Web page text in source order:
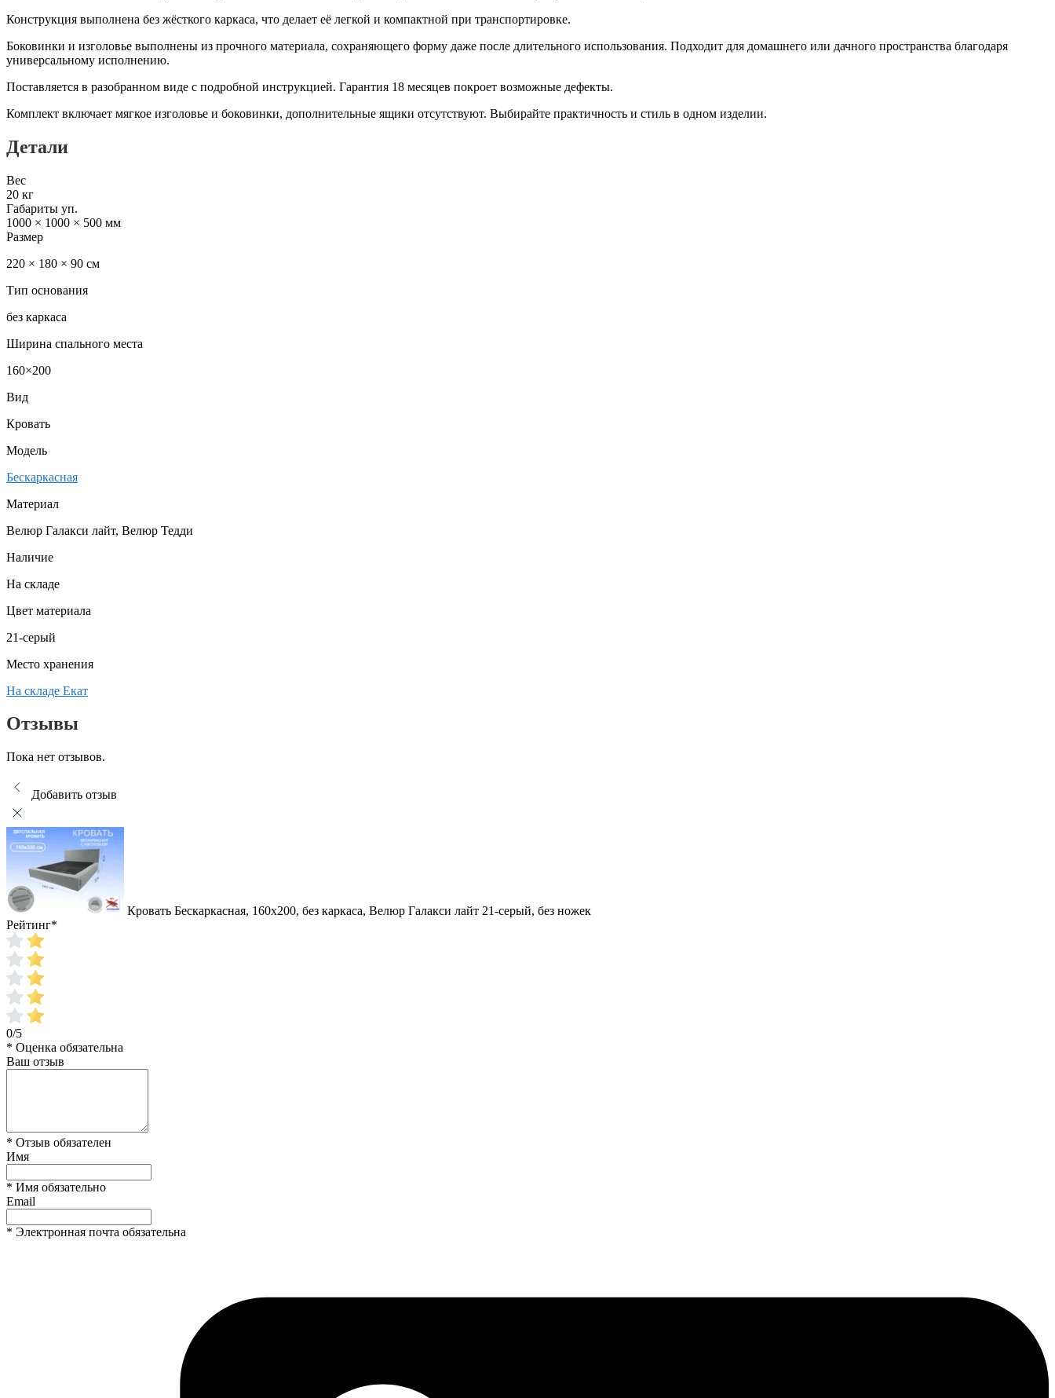
Конструкция выполнена без жёсткого каркаса, что делает её легкой и компактной при транспортировке.
Боковинки и изголовье выполнены из прочного материала, сохраняющего форму даже после длительного использования. Подходит для домашнего или дачного пространства благодаря
универсальному исполнению.
Поставляется в разобранном виде с подробной инструкцией. Гарантия 18 месяцев покроет возможные дефекты.
Комплект включает мягкое изголовье и боковинки, дополнительные ящики отсутствуют. Выбирайте практичность и стиль в одном изделии.
Детали
Вес
20 кг
Габариты уп.
1000 × 1000 × 500 мм
Размер
220 × 180 × 90 см
Тип основания
без каркаса
Ширина спального места
160×200
Вид
Кровать
Модель
Бескаркасная
Материал
Велюр Галакси лайт, Велюр Тедди
Наличие
На складе
Цвет материала
21-серый
Место хранения
На складе Екат
Отзывы
Пока нет отзывов.
Добавить отзыв
Кровать Бескаркасная, 160x200, без каркаса, Велюр Галакси лайт 21-серый, без ножек
Рейтинг*
0/5
* Оценка обязательна
Ваш отзыв
* Отзыв обязателен
Имя
* Имя обязательно
Email
* Электронная почта обязательна